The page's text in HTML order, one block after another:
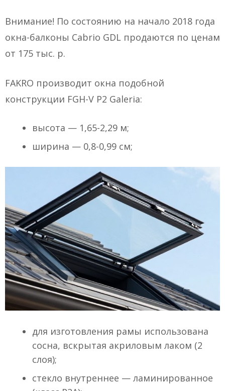
Внимание! По состоянию на начало 2018 года
окна-балконы Cabrio GDL продаются по ценам
от 175 тыс. р.
FAKRO производит окна подобной
конструкции FGH-V P2 Galeria:
высота — 1,65-2,29 м;
ширина — 0,8-0,99 см;
для изготовления рамы использована
сосна, вскрытая акриловым лаком (2
слоя);
стекло внутреннее — ламинированное